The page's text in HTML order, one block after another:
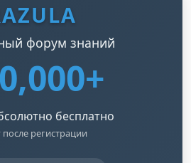
форум знаний
бесплатно
после регистрации